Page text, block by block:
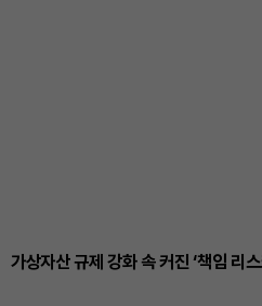
가상자산 규제 강화 속 커진 ‘책임 리스